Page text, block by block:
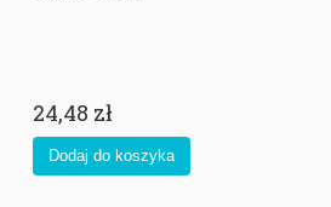
24,48 zł